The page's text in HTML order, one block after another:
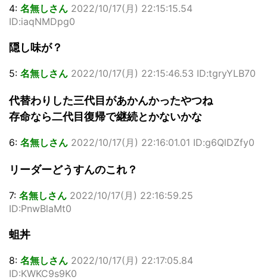
4: 名無しさん 2022/10/17(月) 22:15:15.54
ID:iaqNMDpg0
隠し味が？
5: 名無しさん 2022/10/17(月) 22:15:46.53 ID:tgryYLB70
代替わりした三代目があかんかったやつね
存命なら二代目復帰で継続とかないかな
6: 名無しさん 2022/10/17(月) 22:16:01.01 ID:g6QlDZfy0
リーダーどうすんのこれ？
7: 名無しさん 2022/10/17(月) 22:16:59.25
ID:PnwBlaMt0
蛆丼
8: 名無しさん 2022/10/17(月) 22:17:05.84
ID:KWKC9s9K0